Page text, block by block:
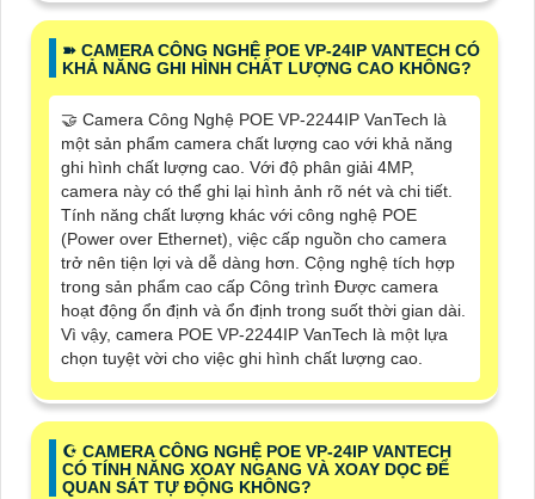
➽ CAMERA CÔNG NGHỆ POE VP-24IP VANTECH CÓ
KHẢ NĂNG GHI HÌNH CHẤT LƯỢNG CAO KHÔNG?
🤝 Camera Công Nghệ POE VP-2244IP VanTech là
một sản phẩm camera chất lượng cao với khả năng
ghi hình chất lượng cao. Với độ phân giải 4MP,
camera này có thể ghi lại hình ảnh rõ nét và chi tiết.
Tính năng chất lượng khác với công nghệ POE
(Power over Ethernet), việc cấp nguồn cho camera
trở nên tiện lợi và dễ dàng hơn. Cộng nghệ tích hợp
trong sản phẩm cao cấp Công trình Được camera
hoạt động ổn định và ổn định trong suốt thời gian dài.
Vì vậy, camera POE VP-2244IP VanTech là một lựa
chọn tuyệt vời cho việc ghi hình chất lượng cao.
☪ CAMERA CÔNG NGHỆ POE VP-24IP VANTECH
CÓ TÍNH NĂNG XOAY NGANG VÀ XOAY DỌC ĐỂ
QUAN SÁT TỰ ĐỘNG KHÔNG?